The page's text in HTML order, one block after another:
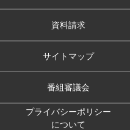
資料請求
サイトマップ
番組審議会
プライバシーポリシー
について